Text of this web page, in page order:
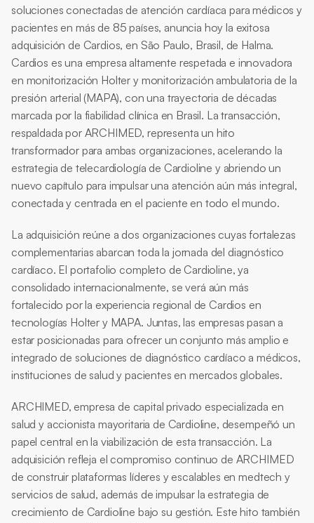
soluciones conectadas de atención cardíaca para médicos y
pacientes en más de 85 países, anuncia hoy la exitosa
adquisición de Cardios, en São Paulo, Brasil, de Halma.
Cardios es una empresa altamente respetada e innovadora
en monitorización Holter y monitorización ambulatoria de la
presión arterial (MAPA), con una trayectoria de décadas
marcada por la fiabilidad clínica en Brasil. La transacción,
respaldada por ARCHIMED, representa un hito
transformador para ambas organizaciones, acelerando la
estrategia de telecardiología de Cardioline y abriendo un
nuevo capítulo para impulsar una atención aún más integral,
conectada y centrada en el paciente en todo el mundo.
La adquisición reúne a dos organizaciones cuyas fortalezas
complementarias abarcan toda la jornada del diagnóstico
cardíaco. El portafolio completo de Cardioline, ya
consolidado internacionalmente, se verá aún más
fortalecido por la experiencia regional de Cardios en
tecnologías Holter y MAPA. Juntas, las empresas pasan a
estar posicionadas para ofrecer un conjunto más amplio e
integrado de soluciones de diagnóstico cardíaco a médicos,
instituciones de salud y pacientes en mercados globales.
ARCHIMED, empresa de capital privado especializada en
salud y accionista mayoritaria de Cardioline, desempeñó un
papel central en la viabilización de esta transacción. La
adquisición refleja el compromiso continuo de ARCHIMED
de construir plataformas líderes y escalables en medtech y
servicios de salud, además de impulsar la estrategia de
crecimiento de Cardioline bajo su gestión. Este hito también